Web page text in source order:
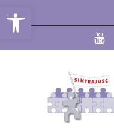
Abrir a barra de ferramentas